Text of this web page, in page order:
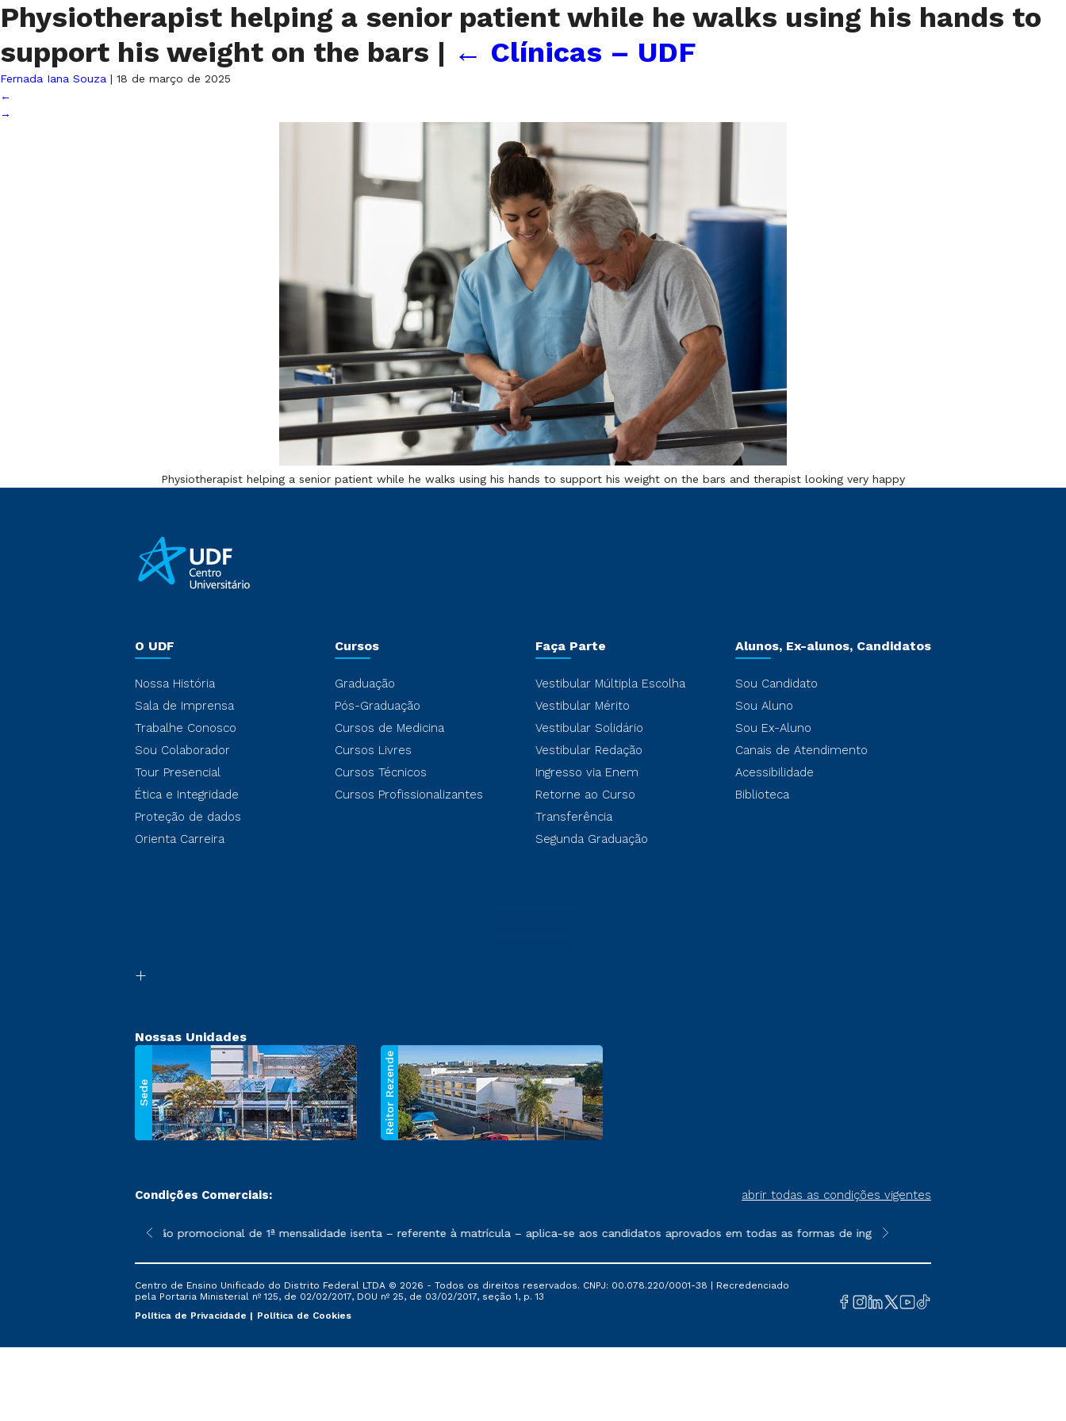
Physiotherapist helping a senior patient while he walks using his hands to
support his weight on the bars | ← Clínicas – UDF
Fernada Iana Souza | 18 de março de 2025
←
→
Physiotherapist helping a senior patient while he walks using his hands to support his weight on the bars and therapist looking very happy
O UDF
Nossa História
Sala de Imprensa
Trabalhe Conosco
Sou Colaborador
Tour Presencial
Ética e Integridade
Proteção de dados
Orienta Carreira
Cursos
Graduação
Pós-Graduação
Cursos de Medicina
Cursos Livres
Cursos Técnicos
Cursos Profissionalizantes
Faça Parte
Vestibular Múltipla Escolha
Vestibular Mérito
Vestibular Solidário
Vestibular Redação
Ingresso via Enem
Retorne ao Curso
Transferência
Segunda Graduação
Alunos, Ex-alunos, Candidatos
Sou Candidato
Sou Aluno
Sou Ex-Aluno
Canais de Atendimento
Acessibilidade
Biblioteca
Nossas Unidades
Sede Reitor Rezende
Condições Comerciais: abrir todas as condições vigentes
sofrer alterações nos períodos de rematrícula conforme exposto no contrato de prestação de serviços.
*A condição promocional de 1ª mensalidade isenta – referente à matrícula – aplica-se aos candidatos aprovados em todas as formas de ingresso, exceto na prova on-line ou
**Semipresencial é um formato do
Centro de Ensino Unificado do Distrito Federal LTDA © 2026 - Todos os direitos reservados. CNPJ: 00.078.220/0001-38 | Recredenciado
pela Portaria Ministerial nº 125, de 02/02/2017, DOU nº 25, de 03/02/2017, seção 1, p. 13
Política de Privacidade
Política de Cookies